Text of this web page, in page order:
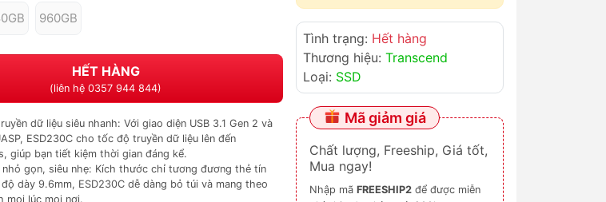
960GB
HẾT HÀNG
(liên hệ 0357 944 844)
dữ liệu siêu nhanh: Với giao diện USB 3.1 Gen 2 và
ESD230C cho tốc độ truyền dữ liệu lên đến
giúp bạn tiết kiệm thời gian đáng kể.
nhỏ gọn, siêu nhẹ: Kích thước chỉ tương đương thẻ tín
dày 9.6mm, ESD230C dễ dàng bỏ túi và mang theo
mọi lúc mọi nơi.
Tình trạng: Hết hàng
Thương hiệu: Transcend
Loại: SSD
Mã giảm giá
Chất lượng, Freeship, Giá tốt,
Mua ngay!
Nhập mã FREESHIP2